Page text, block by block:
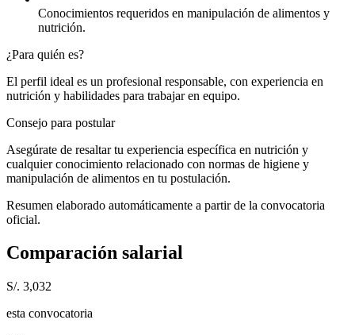
Conocimientos requeridos en manipulación de alimentos y
nutrición.
¿Para quién es?
El perfil ideal es un profesional responsable, con experiencia en
nutrición y habilidades para trabajar en equipo.
Consejo para postular
Asegúrate de resaltar tu experiencia específica en nutrición y
cualquier conocimiento relacionado con normas de higiene y
manipulación de alimentos en tu postulación.
Resumen elaborado automáticamente a partir de la convocatoria
oficial.
Comparación salarial
S/. 3,032
esta convocatoria